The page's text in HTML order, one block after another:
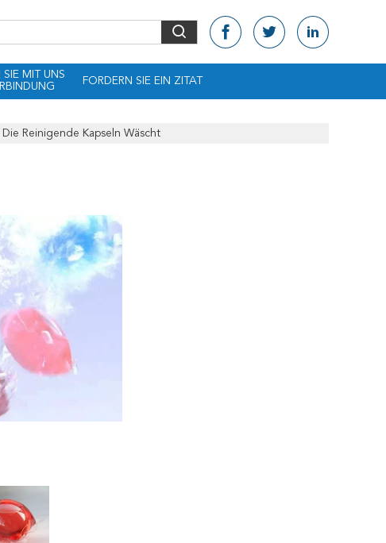
SIE MIT UNS
FORDERN SIE EIN ZITAT
Reinigende Kapseln Wäscht